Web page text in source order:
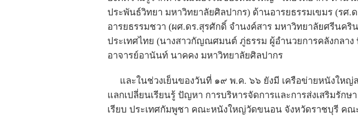
ประพันธ์วิทยา มหาวิทยาลัยศิลปากร) ด้านอารยธรรมเขมร (ร
อารยธรรมชวา (ผศ.ดร.สุรศักดิ์ จำนงค์สาร มหาวิทยาลัยศรีนค
ประเทศไทย (นางสาวกัญณศมนต์ ภู่ธรรม ผู้อำนวยการคลังกลา
อาจารย์อานันท์ นาคคง มหาวิทยาลัยศิลปากร
และในช่วงเย็นของวันที่ ๑๙ พ.ค. ๖๖ ยังมี เครือข่ายหนังใหญ่
แลกเปลี่ยนเรียนรู้ ปัญหา การบริหารจัดการและการส่งเสริมรั
เรียบ ประเทศกัมพูชา คณะหนังใหญ่วัดขนอน จังหวัดราชบุรี ค